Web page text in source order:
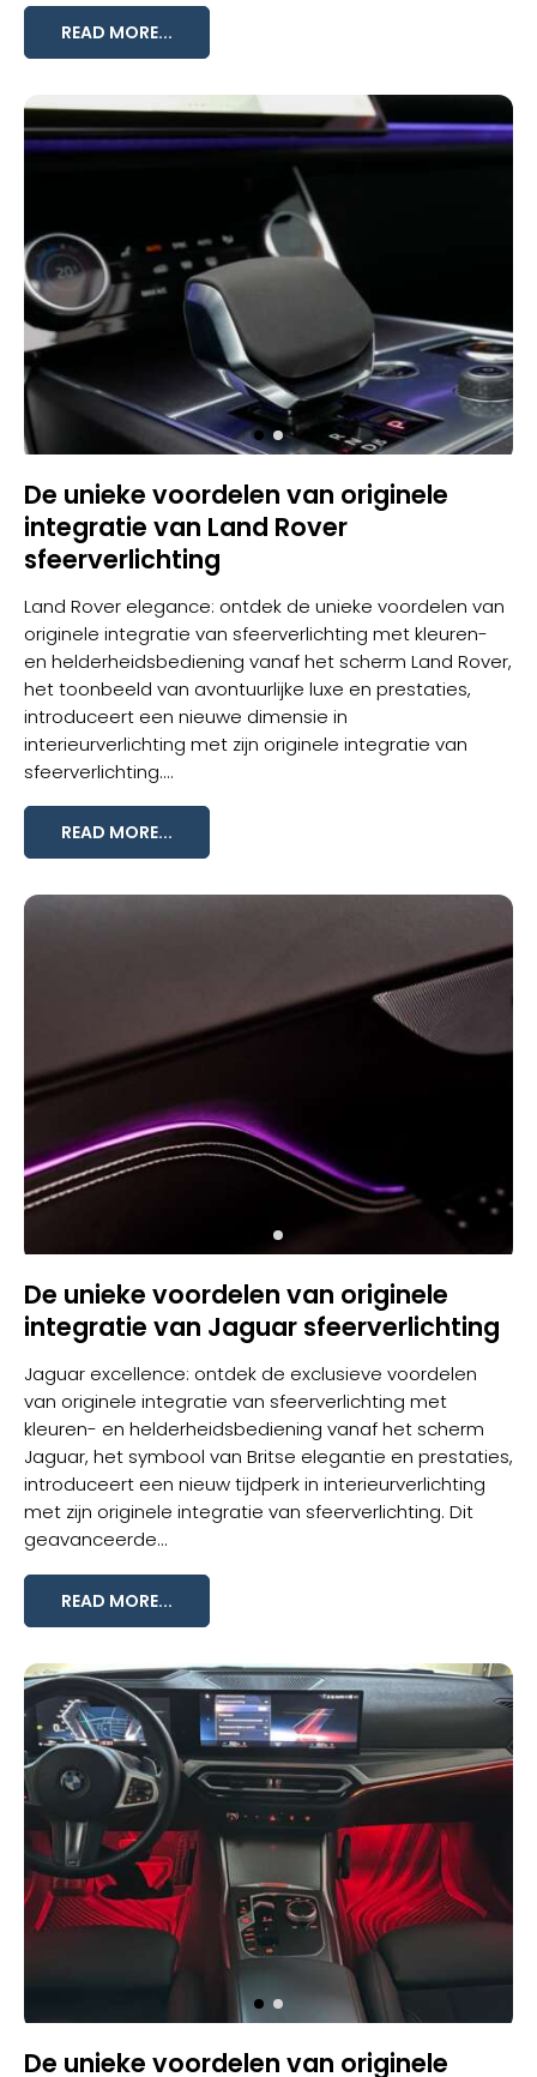
READ MORE...
De unieke voordelen van originele
integratie van Land Rover
sfeerverlichting
Land Rover elegance: ontdek de unieke voordelen van
originele integratie van sfeerverlichting met kleuren-
en helderheidsbediening vanaf het scherm Land Rover,
het toonbeeld van avontuurlijke luxe en prestaties,
introduceert een nieuwe dimensie in
interieurverlichting met zijn originele integratie van
sfeerverlichting....
READ MORE...
De unieke voordelen van originele
integratie van Jaguar sfeerverlichting
Jaguar excellence: ontdek de exclusieve voordelen
van originele integratie van sfeerverlichting met
kleuren- en helderheidsbediening vanaf het scherm
Jaguar, het symbool van Britse elegantie en prestaties,
introduceert een nieuw tijdperk in interieurverlichting
met zijn originele integratie van sfeerverlichting. Dit
geavanceerde...
READ MORE...
De unieke voordelen van originele